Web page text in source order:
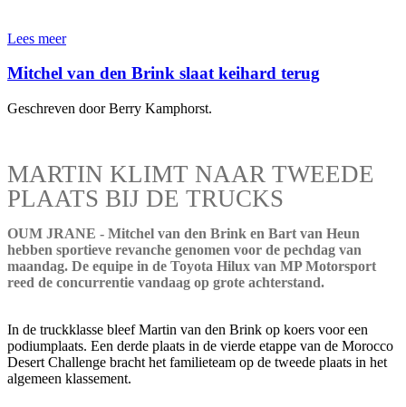
Lees meer
Mitchel van den Brink slaat keihard terug
Geschreven door Berry Kamphorst.
MARTIN KLIMT NAAR TWEEDE
PLAATS BIJ DE TRUCKS
OUM JRANE - Mitchel van den Brink en Bart van Heun
hebben sportieve revanche genomen voor de pechdag van
maandag. De equipe in de Toyota Hilux van MP Motorsport
reed de concurrentie vandaag op grote achterstand.
In de truckklasse bleef Martin van den Brink op koers voor een
podiumplaats. Een derde plaats in de vierde etappe van de Morocco
Desert Challenge bracht het familieteam op de tweede plaats in het
algemeen klassement.